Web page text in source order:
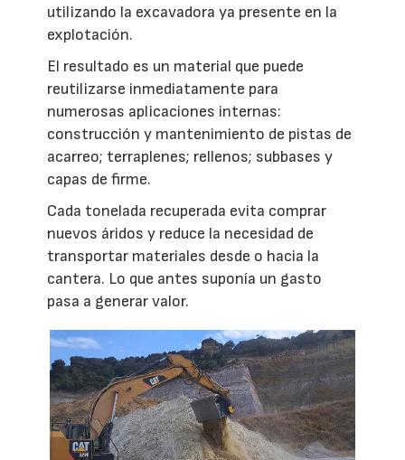
utilizando la excavadora ya presente en la
explotación.
El resultado es un material que puede
reutilizarse inmediatamente para
numerosas aplicaciones internas:
construcción y mantenimiento de pistas de
acarreo; terraplenes; rellenos; subbases y
capas de firme.
Cada tonelada recuperada evita comprar
nuevos áridos y reduce la necesidad de
transportar materiales desde o hacia la
cantera. Lo que antes suponía un gasto
pasa a generar valor.